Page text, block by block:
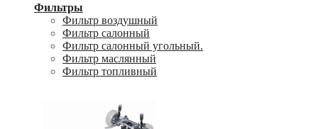
Фильтры
Фильтр воздушный
Фильтр салонный
Фильтр салонный угольный.
Фильтр маслянный
Фильтр топливный